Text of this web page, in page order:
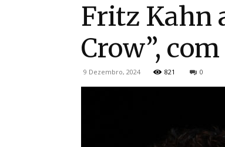
Fritz Kahn
Crow”,
9 Dezembro, 2024 821 0